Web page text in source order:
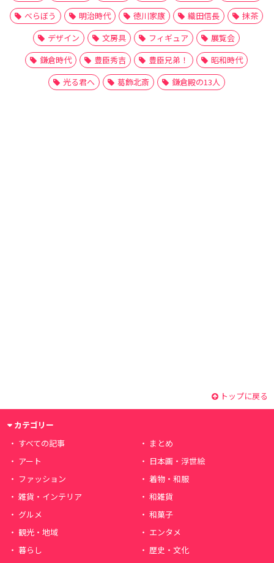
べらぼう
明治時代 徳川家康 織田信長
抹茶
デザイン
文房具 フィギュア
展覧会
鎌倉時代
豊臣秀吉 豊臣兄弟！
昭和時代
光る君へ
葛飾北斎 鎌倉殿の13人
トップに戻る
カテゴリー
すべての記事
まとめ
アート
日本画・浮世絵
ファッション
着物・和服
雑貨・インテリア
和雑貨
グルメ
和菓子
観光・地域
エンタメ
暮らし
歴史・文化